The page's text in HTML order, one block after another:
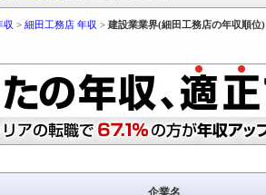
収 > 細田工務店 年収 > 建設業業界(細田工務店の年収順位)
企業名